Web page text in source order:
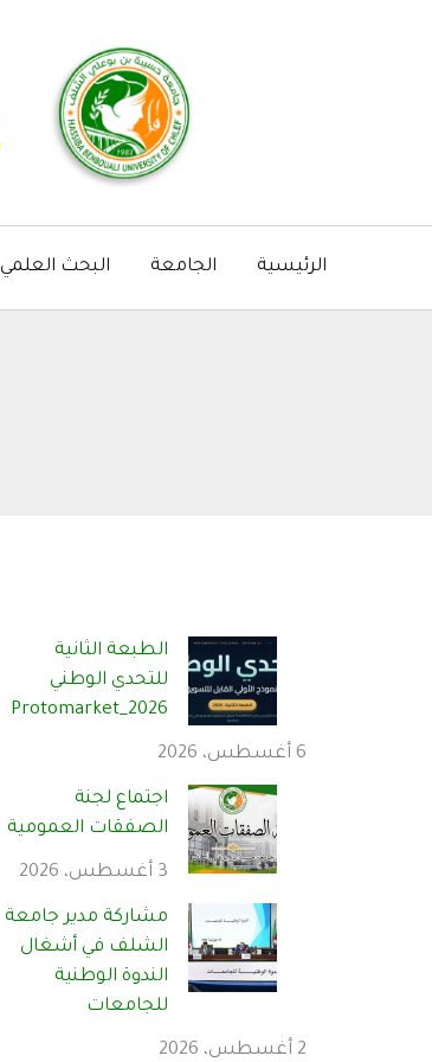
الرئيسية الجامعة البحث العلمي
الطبعة الثانية
للتحدي الوطني
Protomarket_2026
6 أغسطس، 2026
اجتماع لجنة
الصفقات العمومية
3 أغسطس، 2026
مشاركة مدير جامعة
الشلف في أشغال
الندوة الوطنية
للجامعات
2 أغسطس، 2026